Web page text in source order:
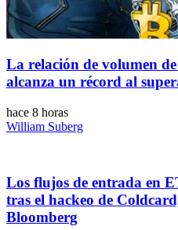
La relación de volumen
alcanza un récord al
hace 8 horas
William Suberg
Los flujos de entrada en
tras el hackeo de
Bloomberg